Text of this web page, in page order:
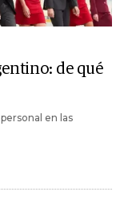
de qué
en las